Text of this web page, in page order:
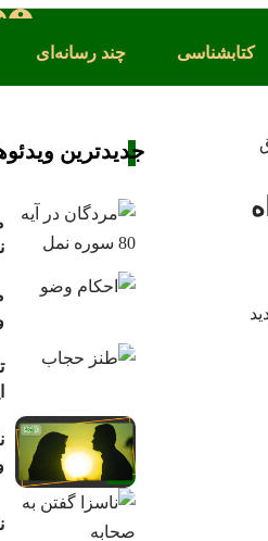
کتابشناسی چند رسانه‌ای
جدیدترین